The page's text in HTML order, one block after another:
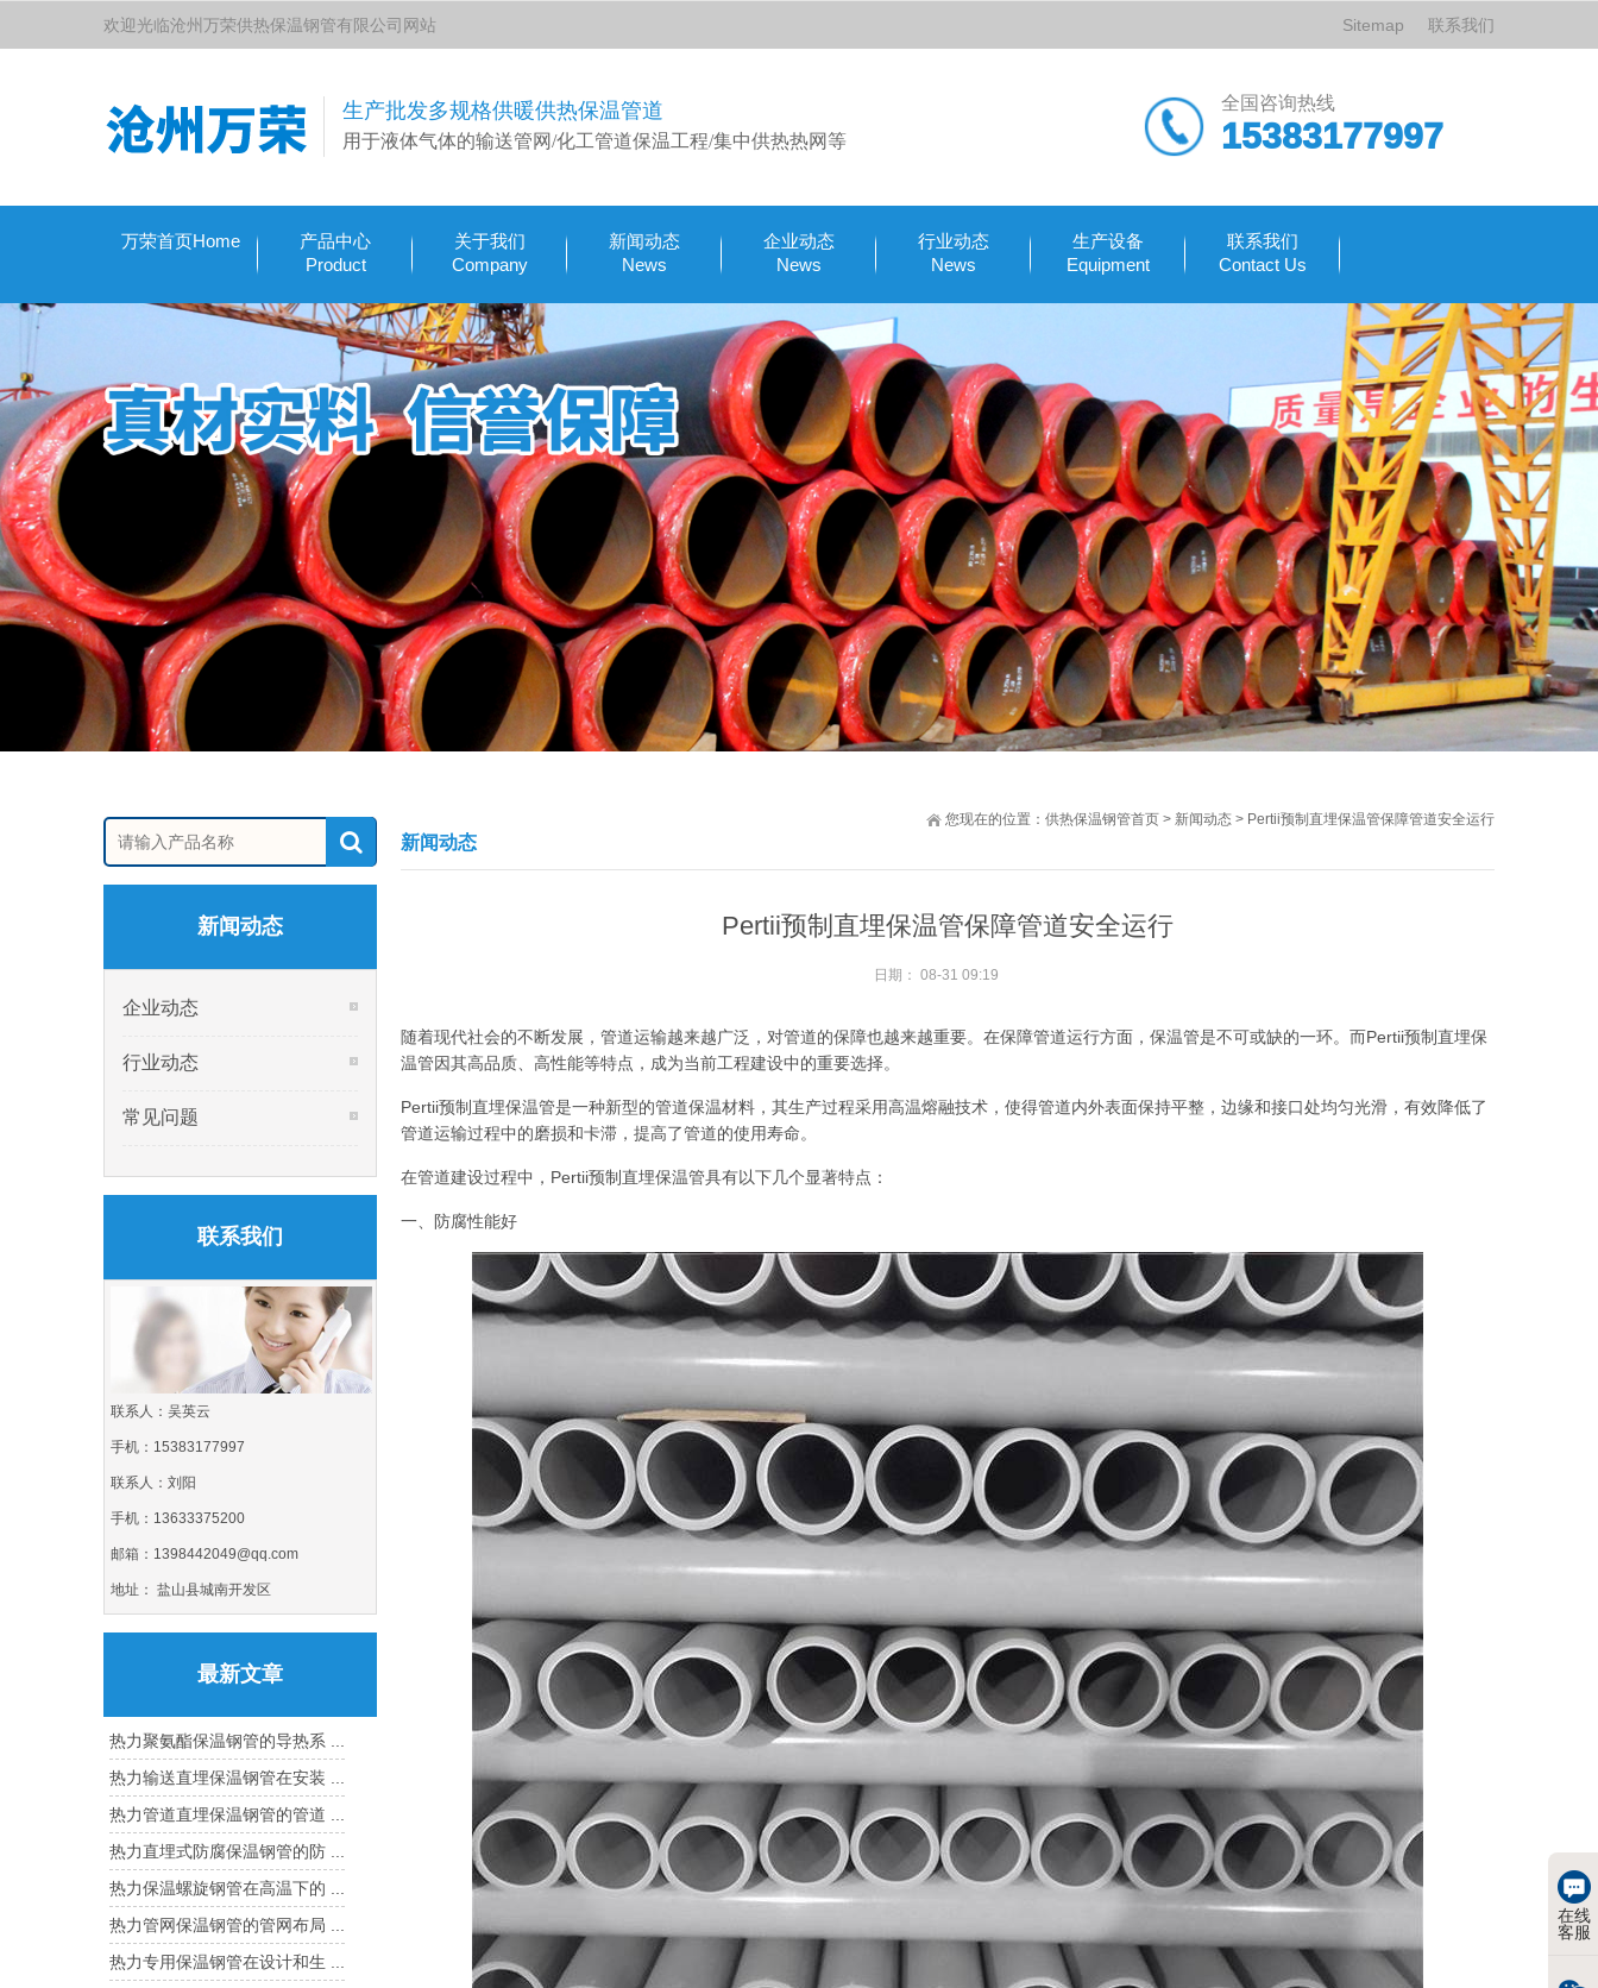
欢迎光临沧州万荣供热保温钢管有限公司网站 Sitemap 联系我们
生产批发多规格供暖供热保温管道
用于液体气体的输送管网/化工管道保温工程/集中供热热网等
全国咨询热线
15383177997
万荣首页Home
产品中心
Product
关于我们
Company
新闻动态
News
企业动态
News
行业动态
News
生产设备
Equipment
联系我们
Contact Us
您现在的位置： 供热保温钢管首页 > 新闻动态 > Pertii预制直埋保温管保障管道安全运行
新闻动态
Pertii预制直埋保温管保障管道安全运行
日期： 08-31 09:19
随着现代社会的不断发展，管道运输越来越广泛，对管道的保障也越来越重要。在保障管道运行方面，保温管是不可或缺的一环。而Pertii预制直埋保
温管因其高品质、高性能等特点，成为当前工程建设中的重要选择。
Pertii预制直埋保温管是一种新型的管道保温材料，其生产过程采用高温熔融技术，使得管道内外表面保持平整，边缘和接口处均匀光滑，有效降低了
管道运输过程中的磨损和卡滞，提高了管道的使用寿命。
在管道建设过程中，Pertii预制直埋保温管具有以下几个显著特点：
一、防腐性能好
新闻动态
企业动态
行业动态
常见问题
联系我们
联系人：吴英云
手机：15383177997
联系人：刘阳
手机：13633375200
邮箱：1398442049@qq.com
地址： 盐山县城南开发区
最新文章
热力聚氨酯保温钢管的导热系 ...
热力输送直埋保温钢管在安装 ...
热力管道直埋保温钢管的管道 ...
热力直埋式防腐保温钢管的防 ...
热力保温螺旋钢管在高温下的 ...
热力管网保温钢管的管网布局 ...
热力专用保温钢管在设计和生 ...
在线
客服